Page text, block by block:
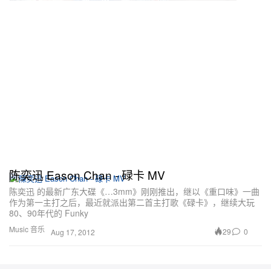
Music 音乐
陈奕迅 Eason Chan - 碌卡 MV
陈奕迅 的最新广东大碟《…3mm》刚刚推出，继以《重口味》一曲
作为第一主打之后，最近就派出第二首主打歌《碌卡》，继续大玩
80、90年代的 Funky
Aug 17, 2012 29 0